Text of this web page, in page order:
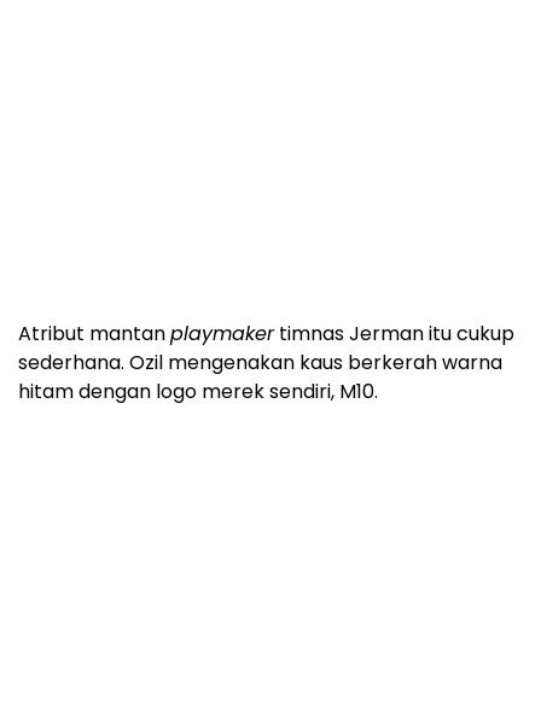
Atribut mantanplaymakertimnas Jerman itu cukup
sederhana. Ozil mengenakan kaus berkerah warna
hitam dengan logo merek sendiri, M10.